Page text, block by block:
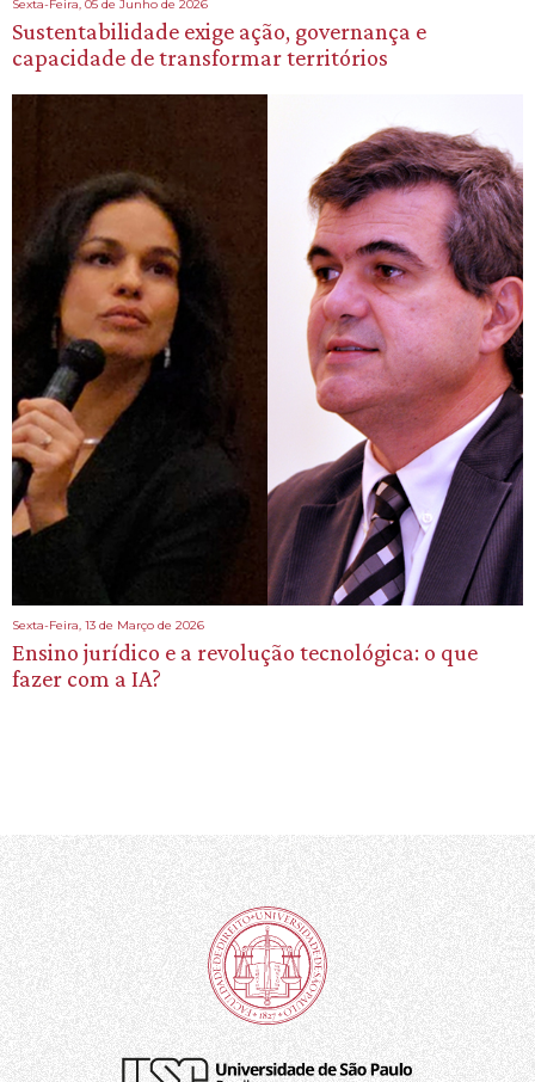
Sexta-Feira, 05 de Junho de 2026
Sustentabilidade exige ação, governança e
capacidade de transformar territórios
Sexta-Feira, 13 de Março de 2026
Ensino jurídico e a revolução tecnológica: o que
fazer com a IA?